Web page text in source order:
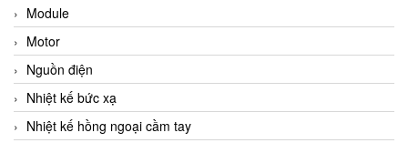
Module
Motor
Nguồn điện
Nhiệt kế bức xạ
Nhiệt kế hồng ngoại cầm tay